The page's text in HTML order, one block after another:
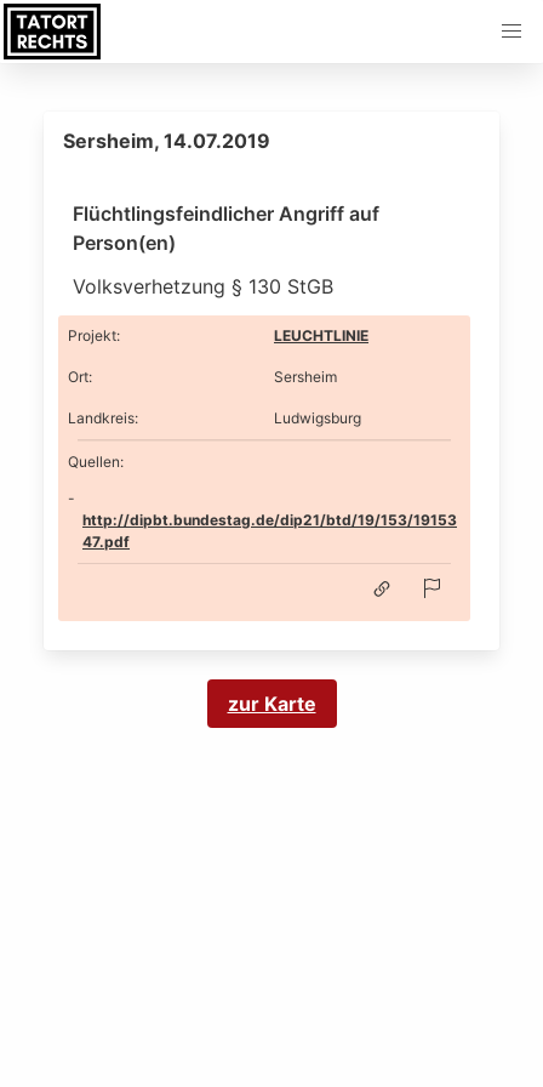
Sersheim, 14.07.2019
Flüchtlingsfeindlicher Angriff auf
Person(en)
Volksverhetzung § 130 StGB
Projekt: LEUCHTLINIE
Ort: Sersheim
Landkreis: Ludwigsburg
Quellen:
http://dipbt.bundestag.de/dip21/btd/19/153/19153
47.pdf
zur Karte